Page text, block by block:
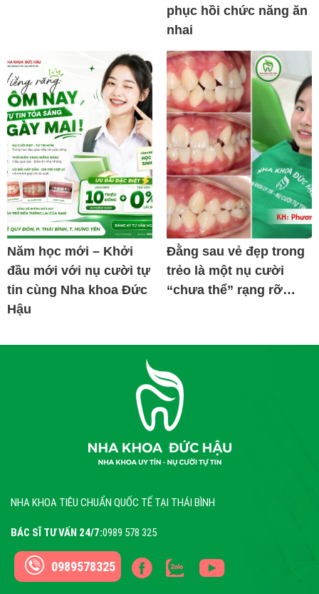
phục hồi chức năng ăn
nhai
Năm học mới – Khởi
đầu mới với nụ cười tự
tin cùng Nha khoa Đức
Hậu
Đằng sau vẻ đẹp trong
trẻo là một nụ cười
“chưa thể” rạng rỡ…
NHA KHOA TIÊU CHUẨN QUỐC TẾ TẠI THÁI BÌNH
BÁC SĨ TƯ VẤN 24/7:0989 578 325
0989578325